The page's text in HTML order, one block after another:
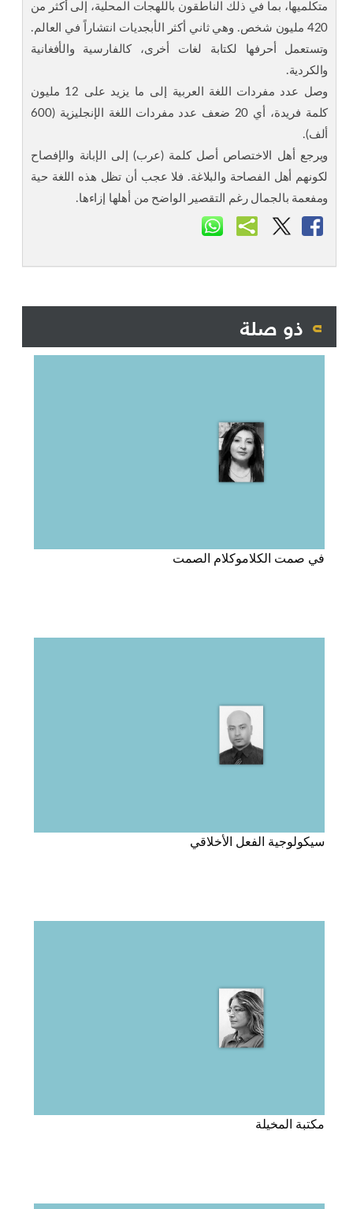
متكلميها، بما في ذلك الناطقون باللهجات المحلية، إلى أكثر من
420 مليون شخص. وهي ثاني أكثر الأبجديات انتشاراً في العالم.
وتستعمل أحرفها لكتابة لغات أخرى، كالفارسية والأفغانية
والكردية.
وصل عدد مفردات اللغة العربية إلى ما يزيد على 12 مليون
كلمة فريدة، أي 20 ضعف عدد مفردات اللغة الإنجليزية (600
ألف).
ويرجع أهل الاختصاص أصل كلمة (عرب) إلى الإبانة والإفصاح
لكونهم أهل الفصاحة والبلاغة. فلا عجب أن تظل هذه اللغة حية
ومفعمة بالجمال رغم التقصير الواضح من أهلها إزاءها.
ذو صلة
في صمت الكلاموكلام الصمت
سيكولوجية الفعل الأخلاقي
مكتبة المخيلة